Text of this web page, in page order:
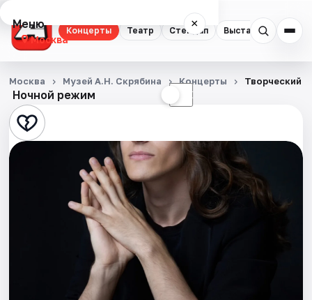
Концерты Театр Стендап Выставки
Меню ×
Москва
Концерты
Театр
Стендап
Ночной режим ☾
Москва Музей А.Н. Скрябина Концерты Творческий